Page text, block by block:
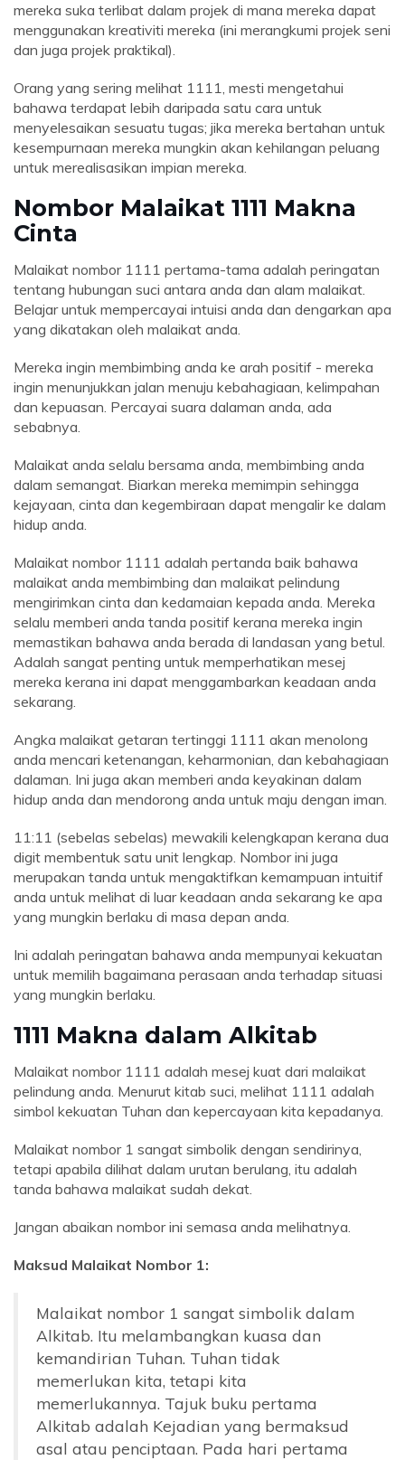
mereka suka terlibat dalam projek di mana mereka dapat
menggunakan kreativiti mereka (ini merangkumi projek seni
dan juga projek praktikal).
Orang yang sering melihat 1111, mesti mengetahui
bahawa terdapat lebih daripada satu cara untuk
menyelesaikan sesuatu tugas; jika mereka bertahan untuk
kesempurnaan mereka mungkin akan kehilangan peluang
untuk merealisasikan impian mereka.
Nombor Malaikat 1111 Makna
Cinta
Malaikat nombor 1111 pertama-tama adalah peringatan
tentang hubungan suci antara anda dan alam malaikat.
Belajar untuk mempercayai intuisi anda dan dengarkan apa
yang dikatakan oleh malaikat anda.
Mereka ingin membimbing anda ke arah positif - mereka
ingin menunjukkan jalan menuju kebahagiaan, kelimpahan
dan kepuasan. Percayai suara dalaman anda, ada
sebabnya.
Malaikat anda selalu bersama anda, membimbing anda
dalam semangat. Biarkan mereka memimpin sehingga
kejayaan, cinta dan kegembiraan dapat mengalir ke dalam
hidup anda.
Malaikat nombor 1111 adalah pertanda baik bahawa
malaikat anda membimbing dan malaikat pelindung
mengirimkan cinta dan kedamaian kepada anda. Mereka
selalu memberi anda tanda positif kerana mereka ingin
memastikan bahawa anda berada di landasan yang betul.
Adalah sangat penting untuk memperhatikan mesej
mereka kerana ini dapat menggambarkan keadaan anda
sekarang.
Angka malaikat getaran tertinggi 1111 akan menolong
anda mencari ketenangan, keharmonian, dan kebahagiaan
dalaman. Ini juga akan memberi anda keyakinan dalam
hidup anda dan mendorong anda untuk maju dengan iman.
11:11 (sebelas sebelas) mewakili kelengkapan kerana dua
digit membentuk satu unit lengkap. Nombor ini juga
merupakan tanda untuk mengaktifkan kemampuan intuitif
anda untuk melihat di luar keadaan anda sekarang ke apa
yang mungkin berlaku di masa depan anda.
Ini adalah peringatan bahawa anda mempunyai kekuatan
untuk memilih bagaimana perasaan anda terhadap situasi
yang mungkin berlaku.
1111 Makna dalam Alkitab
Malaikat nombor 1111 adalah mesej kuat dari malaikat
pelindung anda. Menurut kitab suci, melihat 1111 adalah
simbol kekuatan Tuhan dan kepercayaan kita kepadanya.
Malaikat nombor 1 sangat simbolik dengan sendirinya,
tetapi apabila dilihat dalam urutan berulang, itu adalah
tanda bahawa malaikat sudah dekat.
Jangan abaikan nombor ini semasa anda melihatnya.
Maksud Malaikat Nombor 1:
Malaikat nombor 1 sangat simbolik dalam
Alkitab. Itu melambangkan kuasa dan
kemandirian Tuhan. Tuhan tidak
memerlukan kita, tetapi kita
memerlukannya. Tajuk buku pertama
Alkitab adalah Kejadian yang bermaksud
asal atau penciptaan. Pada hari pertama